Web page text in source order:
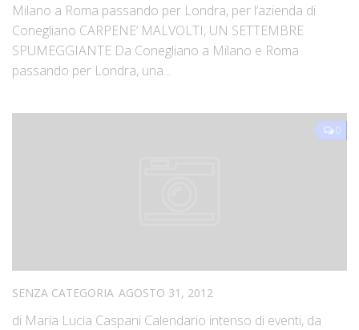
Milano a Roma passando per Londra, per l’azienda di
Conegliano CARPENE’ MALVOLTI, UN SETTEMBRE
SPUMEGGIANTE Da Conegliano a Milano e Roma
passando per Londra, una...
0
SENZA CATEGORIA AGOSTO 31, 2012
di Maria Lucia Caspani Calendario intenso di eventi, da